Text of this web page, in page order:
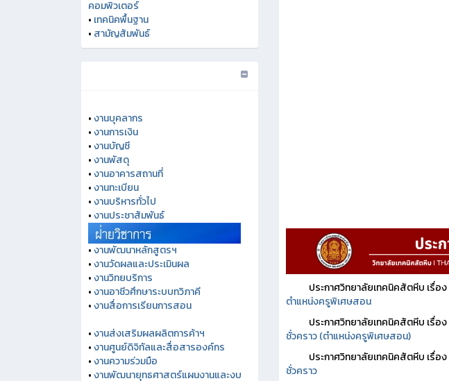
คอมพิวเตอร์
• เทคนิคพื้นฐาน
• สามัญสัมพันธ์
•งานบุคลากร
•งานการเงิน
•งานบัญชี
•งานพัสดุ
•งานอาคารสถานที่
•งานทะเบียน
•งานบริหารทั่วไป
•งานประชาสัมพันธ์
•งานพัฒนาหลักสูตรฯ
•งานวัดผลและประเมินผล
•งานวิทยบริการ
•งานอาชีวศึกษาระบบทวิภาคี
•งานสื่อการเรียนการสอน
•งานส่งเสริมผลผลิตการค้าฯ
•งานศูนย์ดิจิทัลและสื่อสารองค์กร
•งานความร่วมมือ
•งานพัฒนายุทธศาสตร์แผนงานและงบ
ประกาศวิทยาลัยเทคนิคสัตหีบ เรื่อง
ตำแหน่งครูพิเศษสอน
ประกาศวิทยาลัยเทคนิคสัตหีบ เรื่อง
ชั่วคราว (ตำแหน่งครูพิเศษสอน)
ประกาศวิทยาลัยเทคนิคสัตหีบ เรื่อง
ชั่วคราว